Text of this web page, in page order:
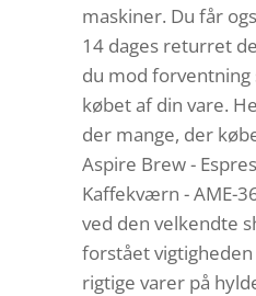
maskiner. Du får
14 dages returret
du mod
købet af din vare.
der mange, der
Aspire Brew -
Kaffekværn - AME-
ved den velkendte
forstået vigtigheden
rigtige varer på